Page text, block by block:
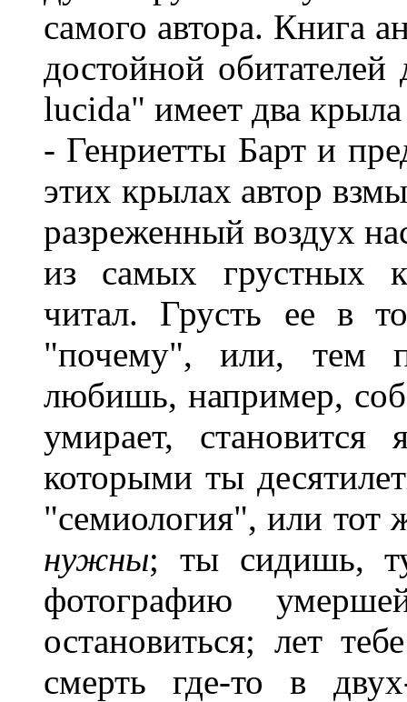
самого автора. Книга
достойной
lucida" имеет два
- Генриетты Барт и
этих крылах автор
разреженный воздух
из самых грустных
читал. Грусть ее в
"почему", или, тем
любишь, например,
умирает,
которыми ты
"семиология", или
нужны; ты сидишь,
фотографию
остановиться; лет
смерть где-то в